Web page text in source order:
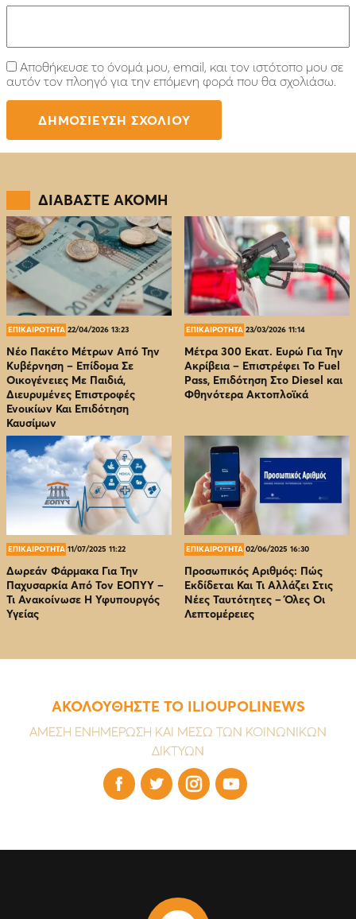
Αποθήκευσε το όνομά μου, email, και τον ιστότοπο μου σε
αυτόν τον πλοηγό για την επόμενη φορά που θα σχολιάσω.
ΔΙΑΒΑΣΤΕ ΑΚΟΜΗ
ΕΠΙΚΑΙΡΟΤΗΤΑ 22/04/2026 13:23
Νέο Πακέτο Μέτρων Από Την
Κυβέρνηση – Επίδομα Σε
Οικογένειες Με Παιδιά,
Διευρυμένες Επιστροφές
Ενοικίων Και Επιδότηση
Καυσίμων
ΕΠΙΚΑΙΡΟΤΗΤΑ 23/03/2026 11:14
Μέτρα 300 Εκατ. Ευρώ Για Την
Ακρίβεια – Επιστρέφει Το Fuel
Pass, Επιδότηση Στο Diesel και
Φθηνότερα Ακτοπλοϊκά
ΕΠΙΚΑΙΡΟΤΗΤΑ 11/07/2025 11:22
Δωρεάν Φάρμακα Για Την
Παχυσαρκία Από Τον EOΠΥΥ –
Τι Ανακοίνωσε Η Υφυπουργός
Υγείας
ΕΠΙΚΑΙΡΟΤΗΤΑ 02/06/2025 16:30
Προσωπικός Αριθμός: Πώς
Εκδίδεται Και Τι Αλλάζει Στις
Νέες Ταυτότητες – Όλες Οι
Λεπτομέρειες
ΑΚΟΛΟΥΘΗΣΤΕ ΤΟ ILIOUPOLINEWS
ΑΜΕΣΗ ΕΝΗΜΕΡΩΣΗ ΚΑΙ ΜΕΣΩ ΤΩΝ ΚΟΙΝΩΝΙΚΩΝ
ΔΙΚΤΥΩΝ
   